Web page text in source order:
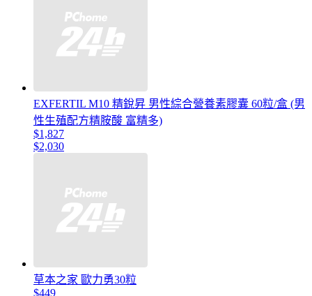
EXFERTIL M10 精銳昇 男性綜合營養素膠囊 60粒/盒 (男
性生殖配方精胺酸 富精多)
$1,827
$2,030
草本之家 歐力勇30粒
$449